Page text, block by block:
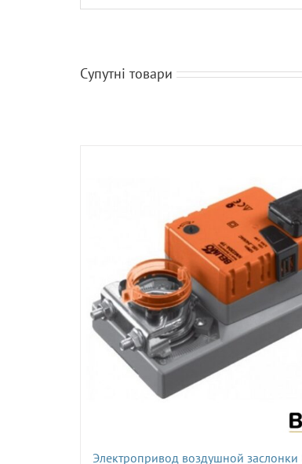
Супутні товари
Электропривод воздушной заслонки